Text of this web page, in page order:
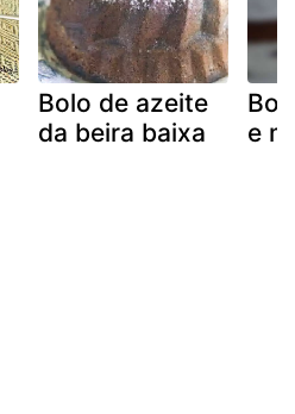
Bolo de azeite
da beira baixa
e